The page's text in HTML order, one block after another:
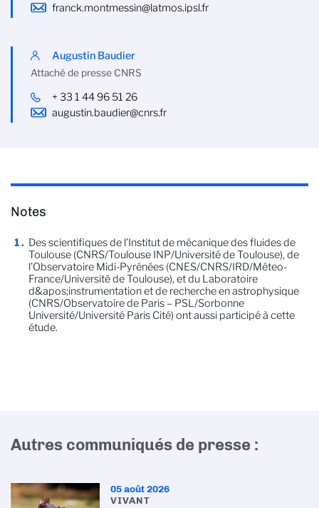
franck.montmessin@latmos.ipsl.fr
Augustin Baudier
Attaché de presse CNRS
+ 33 1 44 96 51 26
augustin.baudier@cnrs.fr
Notes
Des scientifiques de l’Institut de mécanique des fluides de
Toulouse (CNRS/Toulouse INP/Université de Toulouse), de
l’Observatoire Midi-Pyrénées (CNES/CNRS/IRD/Méteo-
France/Université de Toulouse), et du Laboratoire
d&apos;instrumentation et de recherche en astrophysique
(CNRS/Observatoire de Paris – PSL/Sorbonne
Université/Université Paris Cité) ont aussi participé à cette
étude.
Autres communiqués de presse :
05 août 2026
VIVANT